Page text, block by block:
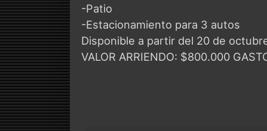
-Patio
-Estacionamiento para 3 autos
Disponible a partir del 20 de
VALOR ARRIENDO: $800.000